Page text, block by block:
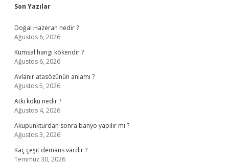
Sidebar
Son Yazılar
Doğal Hazeran nedir ?
Ağustos 6, 2026
Kumsal hangi kökendir ?
Ağustos 6, 2026
Avlanır atasözünün anlamı ?
Ağustos 5, 2026
Atkı kökü nedir ?
Ağustos 4, 2026
Akupunkturdan sonra banyo yapılır mı ?
Ağustos 3, 2026
Kaç çeşit demans vardır ?
Temmuz 30, 2026